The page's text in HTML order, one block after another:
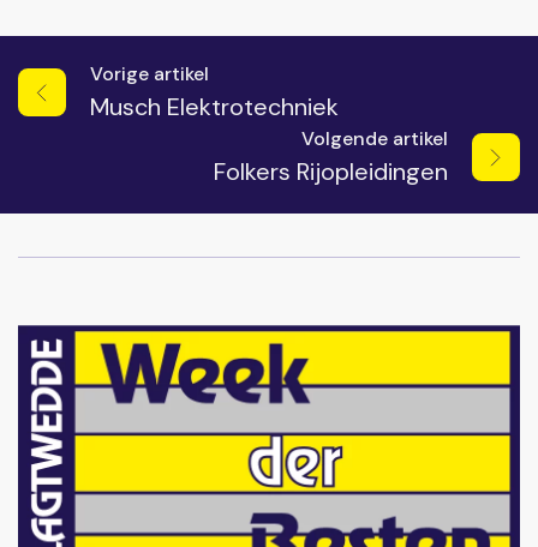
Vorige artikel
Musch Elektrotechniek
Volgende artikel
Folkers Rijopleidingen